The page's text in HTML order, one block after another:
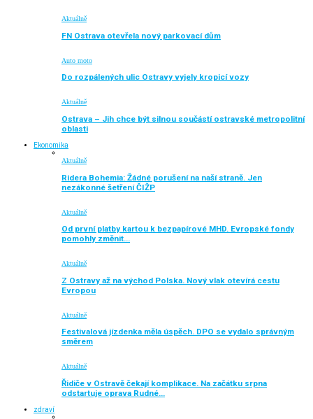
Aktuálně
FN Ostrava otevřela nový parkovací dům
Auto moto
Do rozpálených ulic Ostravy vyjely kropicí vozy
Aktuálně
Ostrava – Jih chce být silnou součástí ostravské metropolitní
oblasti
Ekonomika
Aktuálně
Ridera Bohemia: Žádné porušení na naší straně. Jen
nezákonné šetření ČIŽP
Aktuálně
Od první platby kartou k bezpapírové MHD. Evropské fondy
pomohly změnit…
Aktuálně
Z Ostravy až na východ Polska. Nový vlak otevírá cestu
Evropou
Aktuálně
Festivalová jízdenka měla úspěch. DPO se vydalo správným
směrem
Aktuálně
Řidiče v Ostravě čekají komplikace. Na začátku srpna
odstartuje oprava Rudné…
zdraví